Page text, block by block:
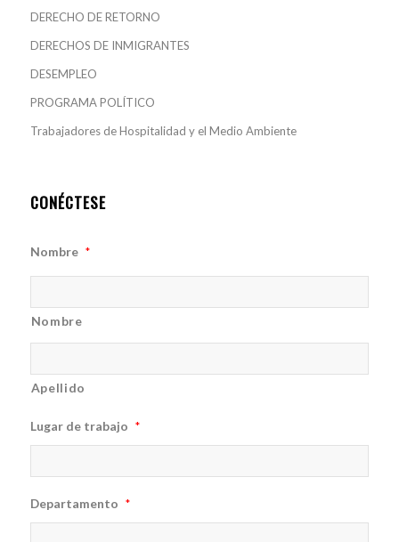
DERECHO DE RETORNO
DERECHOS DE INMIGRANTES
DESEMPLEO
PROGRAMA POLÍTICO
Trabajadores de Hospitalidad y el Medio Ambiente
CONÉCTESE
Nombre *
Nombre
Apellido
Lugar de trabajo *
Departamento *